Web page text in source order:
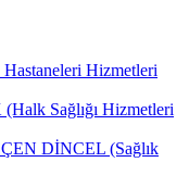
Hizmetleri
Sağlığı Hizmetleri
DİNCEL (Sağlık